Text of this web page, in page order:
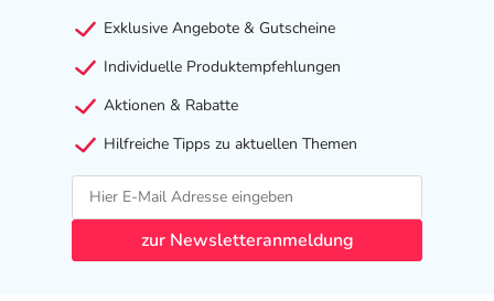
Exklusive Angebote & Gutscheine
Individuelle Produktempfehlungen
Aktionen & Rabatte
Hilfreiche Tipps zu aktuellen Themen
zur Newsletteranmeldung